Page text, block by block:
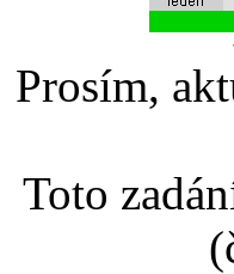
Prosím,
Toto